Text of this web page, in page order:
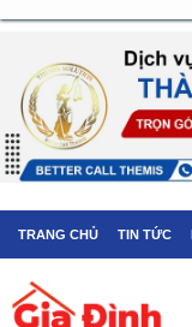
TRANG CHỦ TIN TỨC